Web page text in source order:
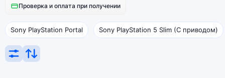
Проверка и оплата при получении
Sony PlayStation Portal Sony PlayStation 5 Slim (C приводом)